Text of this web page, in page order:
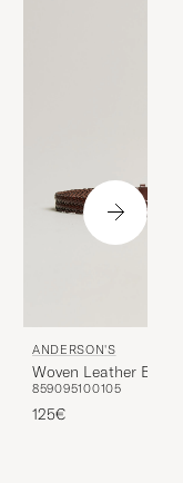
ANDERSON'S
Woven Leather Belt
859095100105
125€